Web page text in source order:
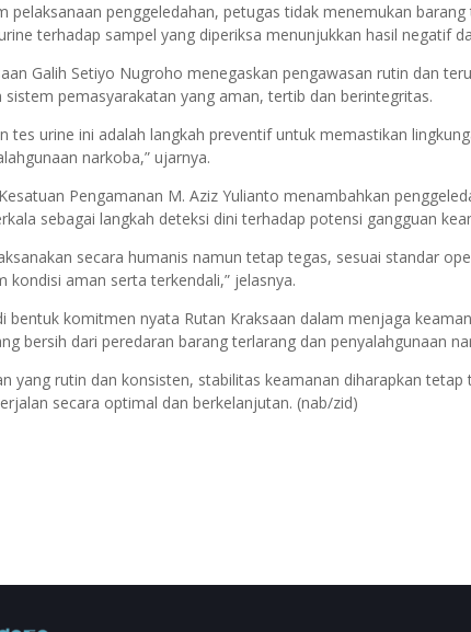
pelaksanaan penggeledahan, petugas tidak menemukan
terhadap sampel yang diperiksa menunjukkan hasil negatif
Galih Setiyo Nugroho menegaskan pengawasan rutin dan
sistem pemasyarakatan yang aman, tertib dan berintegritas.
tes urine ini adalah langkah preventif untuk memastikan
narkoba,” ujarnya.
Pengamanan M. Aziz Yulianto menambahkan
sebagai langkah deteksi dini terhadap potensi gangguan
secara humanis namun tetap tegas, sesuai standar
kondisi aman serta terkendali,” jelasnya.
bentuk komitmen nyata Rutan Kraksaan dalam menjaga
bersih dari peredaran barang terlarang dan penyalahgunaan
yang rutin dan konsisten, stabilitas keamanan diharapkan tetap
secara optimal dan berkelanjutan. (nab/zid)